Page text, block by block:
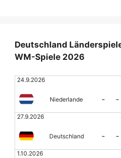
Deutschland
WM-Spiele 2026
24.9.2026
Niederlande - -
27.9.2026
Deutschland - -
1.10.2026